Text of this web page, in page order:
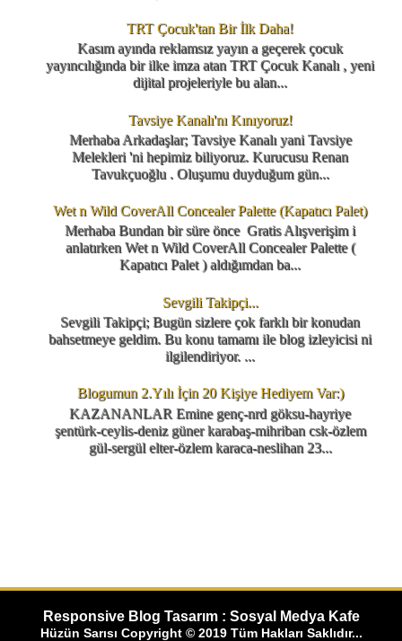
TRT Çocuk'tan Bir İlk Daha!
Kasım ayında reklamsız yayın a geçerek çocuk
yayıncılığında bir ilke imza atan TRT Çocuk Kanalı , yeni
dijital projeleriyle bu alan...
Tavsiye Kanalı'nı Kınıyoruz!
Merhaba Arkadaşlar; Tavsiye Kanalı yani Tavsiye
Melekleri 'ni hepimiz biliyoruz. Kurucusu Renan
Tavukçuoğlu . Oluşumu duyduğum gün...
Wet n Wild CoverAll Concealer Palette (Kapatıcı Palet)
Merhaba Bundan bir süre önce Gratis Alışverişim i
anlatırken Wet n Wild CoverAll Concealer Palette (
Kapatıcı Palet ) aldığımdan ba...
Sevgili Takipçi...
Sevgili Takipçi; Bugün sizlere çok farklı bir konudan
bahsetmeye geldim. Bu konu tamamı ile blog izleyicisi ni
ilgilendiriyor. ...
Blogumun 2.Yılı İçin 20 Kişiye Hediyem Var:)
KAZANANLAR Emine genç-nrd göksu-hayriye
şentürk-ceylis-deniz güner karabaş-mihriban csk-özlem
gül-sergül elter-özlem karaca-neslihan 23...
Responsive Blog Tasarım : Sosyal Medya Kafe
Hüzün Sarısı Copyright © 2019 Tüm Hakları Saklıdır...